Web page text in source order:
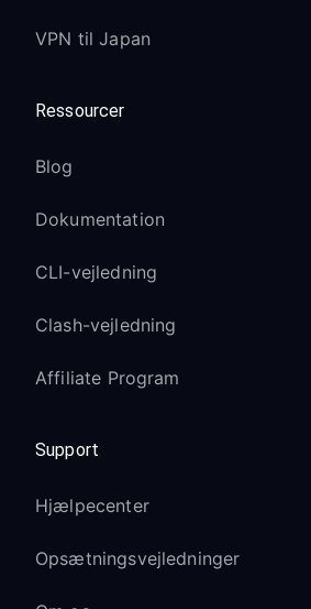
VPN til Japan
Ressourcer
Blog
Dokumentation
CLI-vejledning
Clash-vejledning
Affiliate Program
Support
Hjælpecenter
Opsætningsvejledninger